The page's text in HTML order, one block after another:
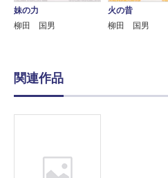
妹の力
柳田 国男
火の昔
柳田 国男
関連作品